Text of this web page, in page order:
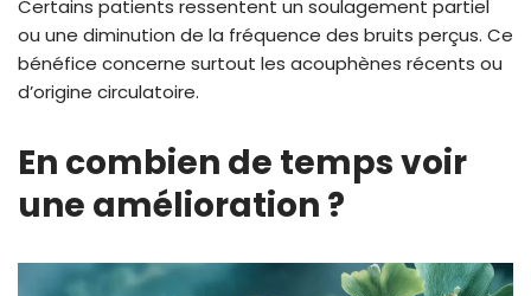
Certains patients ressentent un soulagement partiel
ou une diminution de la fréquence des bruits perçus. Ce
bénéfice concerne surtout les acouphènes récents ou
d’origine circulatoire.
En combien de temps voir
une amélioration ?